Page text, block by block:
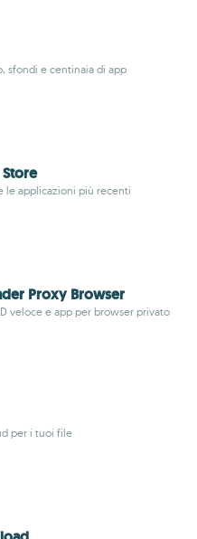
sfondi e centinaia di app
le applicazioni più recenti
Proxy Browser
veloce e app per browser privato
per i tuoi file